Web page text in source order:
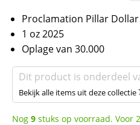
Proclamation Pillar Dollar
1 oz 2025
Oplage van 30.000
Dit product is onderdeel
Bekijk alle items uit deze collectie
Nog 9 stuks op voorraad. Voor